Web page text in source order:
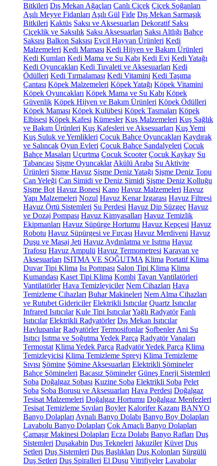
Bitkileri Dış Mekan Ağaçları Canlı Çiçek Çiçek Soğanları
Aşılı Meyve Fidanları Aşılı Gül Fide Dış Mekan Sarmaşık
Bitkileri Kaktüs Saksı ve Aksesuarları Dekoratif Saksı
Çiçeklik ve Saksılık Saksı Aksesuarları Saksı Altlığı Bahçe
Saksısı Balkon Saksısı Evcil Hayvan Ürünleri Kedi
Malzemeleri Kedi Maması Kedi Hijyen ve Bakım Ürünleri
Kedi Kumları Kedi Mama ve Su Kabı Kedi Evi Kedi Yatağı
Kedi Oyuncakları Kedi Tuvaleti ve Aksesuarları Kedi
Ödülleri Kedi Tırmalaması Kedi Vitamini Kedi Taşıma
Çantası Köpek Malzemeleri Köpek Yatağı Köpek Vitamini
Köpek Oyuncakları Köpek Mama ve Su Kabı Köpek
Güvenlik Köpek Hijyen ve Bakım Ürünleri Köpek Ödülleri
Köpek Maması Köpek Kulübesi Köpek Tasmaları Köpek
Elbisesi Köpek Kafesi Kümesler Kuş Malzemeleri Kuş Sağlık
ve Bakım Ürünleri Kuş Kafesleri ve Aksesuarları Kuş Yemi
Kuş Suluk ve Yemlikleri Çocuk Bahçe Oyuncakları Kaydırak
ve Salıncak Oyun Evleri Çocuk Bahçe Sandalyeleri Çocuk
Bahçe Masaları Uçurtma Çocuk Scooter Çocuk Kaykay Su
Tabancası Şişme Oyuncaklar Akülü Araba Su Aktivite
Ürünleri Şişme Havuz Şişme Deniz Yatağı Şişme Deniz Topu
Can Yeleği Can Simidi ve Deniz Simidi Şişme Deniz Kolluğu
Şişme Bot Havuz Bonesi Kano Havuz Malzemeleri Havuz
Yapı Malzemeleri Nozul Havuz Kenar Izgarası Havuz Filtresi
Havuz Örtü Sistemleri Su Perdesi Havuz Dip Süzgeç Havuz
ve Dozaj Pompası Havuz Kimyasalları Havuz Temizlik
Ekipmanları Havuz Süpürge Hortumu Havuz Kepçesi Havuz
Robotu Havuz Süpürgesi ve Fırçası Havuz Merdiveni Havuz
Duşu ve Masaj Jeti Havuz Aydınlatma ve Isıtma Havuz
Trafosu Havuz Ampulü Havuz Termometresi Karavan ve
Aksesuarları ISITMA VE SOĞUTMA Klima Portatif Klima
Duvar Tipi Klima Isı Pompası Salon Tipi Klima Klima
Kumandası Kaset Tipi Klima Kombi Tavan Vantilatörleri
Vantilatörler Hava Temizleyiciler Nem Cihazları Hava
Temizleme Cihazları Buhar Makineleri Nem Alma Cihazları
ve Rutubet Gidericiler Elektrikli Isıtıcılar Quartz Isıtıcılar
Infrared Isıtıcılar Kule Tipi IsıtıcılarYağlı Radyatör Fanlı
Isıtıcılar Elektrikli Radyatörler Dış Mekan Isıtıcılar
Havlupanlar Radyatörler Termosifonlar Şofbenler Ani Su
Isıtıcı Isıtma ve Soğutma Yedek Parça Radyatör Vanaları
Termostat Klima Yedek Parça Radyatör Yedek Parça Klima
Temizleyicisi Klima Temizleme Spreyi Klima Temizleme
Sıvısı Şömine Şömine Aksesuarları Elektrikli Şömineler
Bahçe Şömineleri Bacasız Şömineler Güneş Enerji Sistemleri
Soba Doğalgaz Sobası Kuzine Soba Elektrikli Soba Pelet
Soba Soba Borusu ve Aksesuarları Hava Perdesi Doğalgaz
Tesisat Malzemeleri Doğalgaz Hortumu Doğalgaz Menfezleri
Tesisat Temizleme Sıvıları Boyler Kalorifer Kazanı BANYO
Banyo Dolapları Aynalı Banyo Dolabı Banyo Boy Dolapları
Lavabolu Banyo Dolapları Çok Amaçlı Banyo Dolapları
Çamaşır Makinesi Dolapları Ecza Dolabı Banyo Rafları Duş
Sistemleri Duşakabin Duş Tekneleri Jakuziler Küvet Duş
Setleri Duş Sistemleri Duş Başlıkları Duş Kolonları Sürgülü
Duş Setleri Duş Spiralleri El Duşu Vitrifiyeler Lavabolar